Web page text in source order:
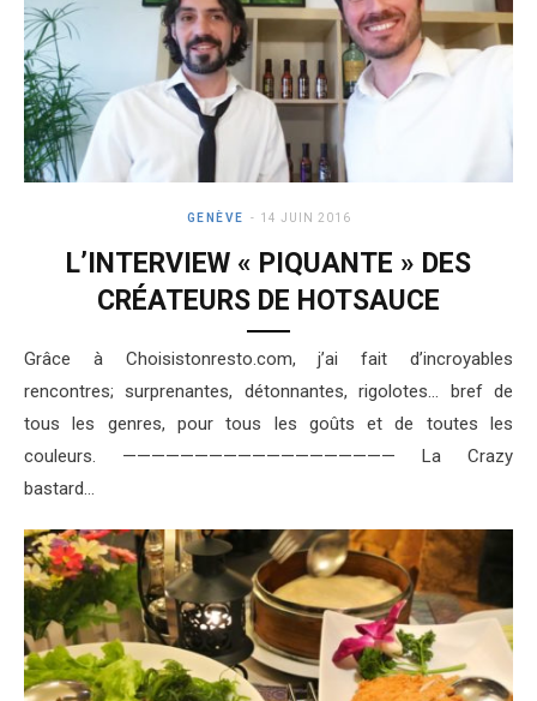
k a
GENÈVE 14 JUIN 2016
L’INTERVIEW « PIQUANTE » DES
CRÉATEURS DE HOTSAUCE
Grâce à Choisistonresto.com, j’ai fait d’incroyables
rencontres; surprenantes, détonnantes, rigolotes… bref de
tous les genres, pour tous les goûts et de toutes les
couleurs. ——————————————————— La Crazy
bastard…